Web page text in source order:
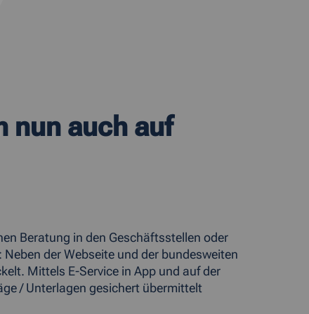
nun auch auf
Beratung in den Geschäftsstellen oder
der Webseite und der bundesweiten
Mittels E-Service in App und auf der
/ Unterlagen gesichert übermittelt